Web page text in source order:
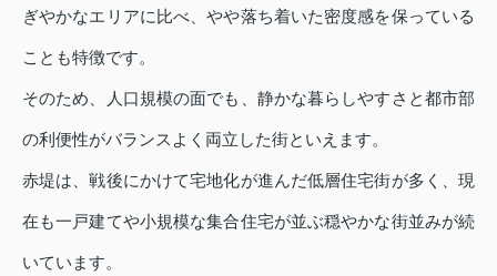
ぎやかなエリアに比べ、やや落ち着いた密度感を保っている
ことも特徴です。
そのため、人口規模の面でも、静かな暮らしやすさと都市部
の利便性がバランスよく両立した街といえます。
赤堤は、戦後にかけて宅地化が進んだ低層住宅街が多く、現
在も一戸建てや小規模な集合住宅が並ぶ穏やかな街並みが続
いています。